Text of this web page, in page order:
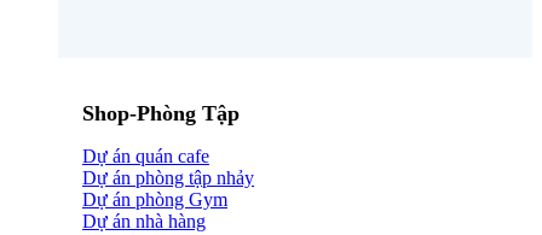
Shop-Phòng Tập
Dự án quán cafe
Dự án phòng tập nhảy
Dự án phòng Gym
Dự án nhà hàng